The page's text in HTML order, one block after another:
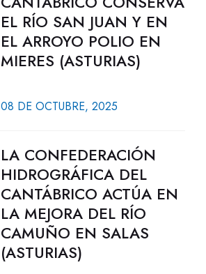
EL RÍO SAN JUAN Y EN
EL ARROYO POLIO EN
MIERES (ASTURIAS)
08 DE OCTUBRE, 2025
LA CONFEDERACIÓN
HIDROGRÁFICA DEL
CANTÁBRICO ACTÚA EN
LA MEJORA DEL RÍO
CAMUÑO EN SALAS
(ASTURIAS)